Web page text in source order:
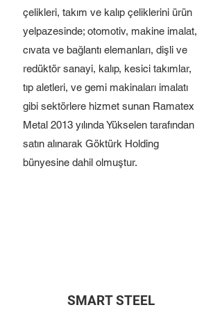
çelikleri, takım ve kalıp çeliklerini ürün
yelpazesinde; otomotiv, makine imalat,
cıvata ve bağlantı elemanları, dişli ve
redüktör sanayi, kalıp, kesici takımlar,
tıp aletleri, ve gemi makinaları imalatı
gibi sektörlere hizmet sunan Ramatex
Metal 2013 yılında Yükselen tarafından
satın alınarak Göktürk Holding
bünyesine dahil olmuştur.
SMART STEEL